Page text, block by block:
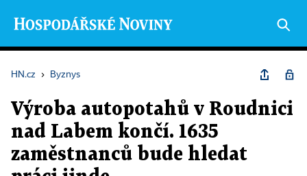
HN.cz › Byznys
Výroba autopotahů v Roudnici
nad Labem končí. 1635
zaměstnanců bude hledat